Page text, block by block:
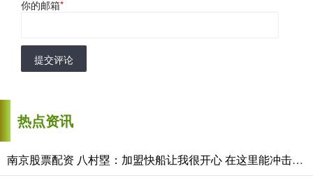
你的邮箱*
提交评论
热点资讯
南京股票配资 八村塁：加盟快船让我很开心 在这里能冲击季后赛 争夺总冠军